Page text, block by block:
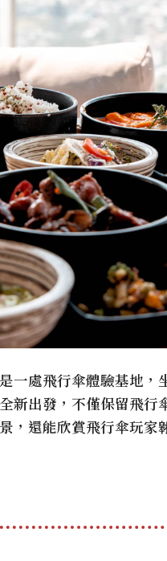
一處飛行傘體驗基地，
新出發，不僅保留飛行
，還能欣賞飛行傘玩